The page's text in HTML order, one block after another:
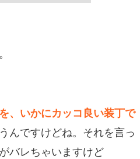
、いかにカッコ良い装丁で
んですけどね。それを言っ
バレちゃいますけど